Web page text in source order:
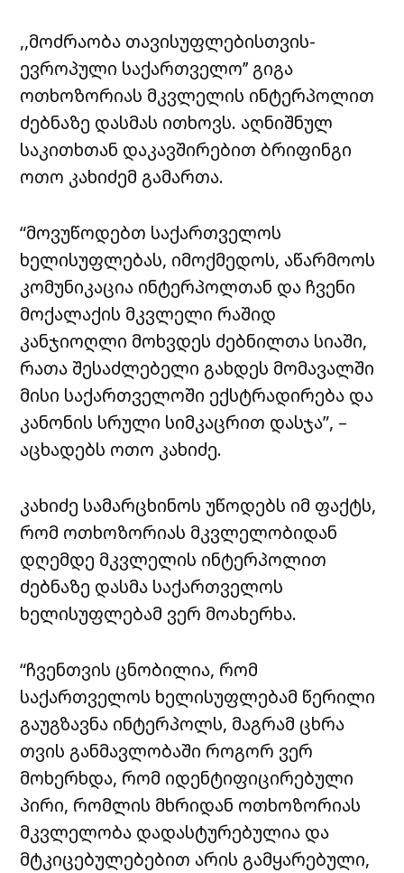
,,მოძრაობა თავისუფლებისთვის-
ევროპული საქართველო’’ გიგა
ოთხოზორიას მკვლელის ინტერპოლით
ძებნაზე დასმას ითხოვს. აღნიშნულ
საკითხთან დაკავშირებით ბრიფინგი
ოთო კახიძემ გამართა.
“მოვუწოდებთ საქართველოს
ხელისუფლებას, იმოქმედოს, აწარმოოს
კომუნიკაცია ინტერპოლთან და ჩვენი
მოქალაქის მკვლელი რაშიდ
კანჯიოღლი მოხვდეს ძებნილთა სიაში,
რათა შესაძლებელი გახდეს მომავალში
მისი საქართველოში ექსტრადირება და
კანონის სრული სიმკაცრით დასჯა”, –
აცხადებს ოთო კახიძე.
კახიძე სამარცხინოს უწოდებს იმ ფაქტს,
რომ ოთხოზორიას მკვლელობიდან
დღემდე მკვლელის ინტერპოლით
ძებნაზე დასმა საქართველოს
ხელისუფლებამ ვერ მოახერხა.
“ჩვენთვის ცნობილია, რომ
საქართველოს ხელისუფლებამ წერილი
გაუგზავნა ინტერპოლს, მაგრამ ცხრა
თვის განმავლობაში როგორ ვერ
მოხერხდა, რომ იდენტიფიცირებული
პირი, რომლის მხრიდან ოთხოზორიას
მკვლელობა დადასტურებულია და
მტკიცებულებებით არის გამყარებული,